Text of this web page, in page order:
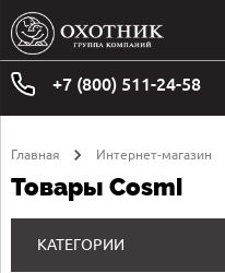
+7 (800) 511-24-58
Главная Интернет-магазин
Товары Cosmi
КАТЕГОРИИ